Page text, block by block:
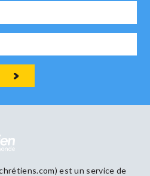
est un service de